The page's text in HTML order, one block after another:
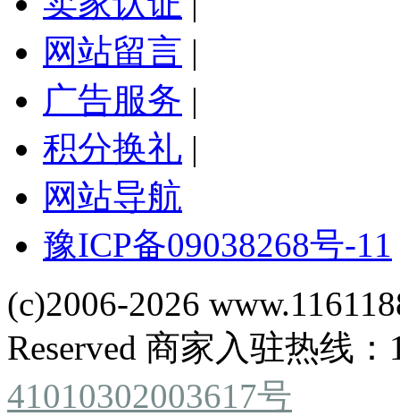
网站留言 |
广告服务 |
积分换礼 |
网站导航
豫ICP备09038268号-11
(c)2006-2026
Reserved 商家入驻热线：
41010302003617号